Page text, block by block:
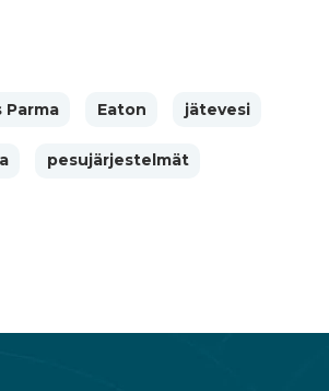
Parma Eaton jätevesi
pesujärjestelmät